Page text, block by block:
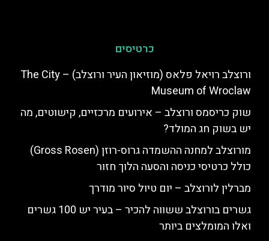
כרטיסים
ורוצלב רויאל פלאס (מוזיאון העיר ורוצלב) – The City
Museum of Wroclaw
שוק כריסמס ורוצלב – אירועים מרכזיים, קישוטים, מה
יש בשוק חג המולד?
מורוצלב למחנה ההשמדה גרוס-רוזן (Gross Rosen)
כולל כרטיסי כניסה והסעה הלוך חזור
מברלין לורוצלב – יום טיול סיור מודרך
גשרים בורוצלב ששווה להכיר – בעיר יש 100 גשרים
ואלו המומלצים ביותר